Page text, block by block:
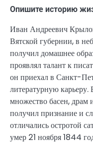
Опишите историю
Иван Андреевич
Вятской губернии, в
получил домашнее
проявлял талант к
он приехал в Санкт-
литературную
множество басен, драм
получил признание и
отличались остротой
умер 21 ноября 1844